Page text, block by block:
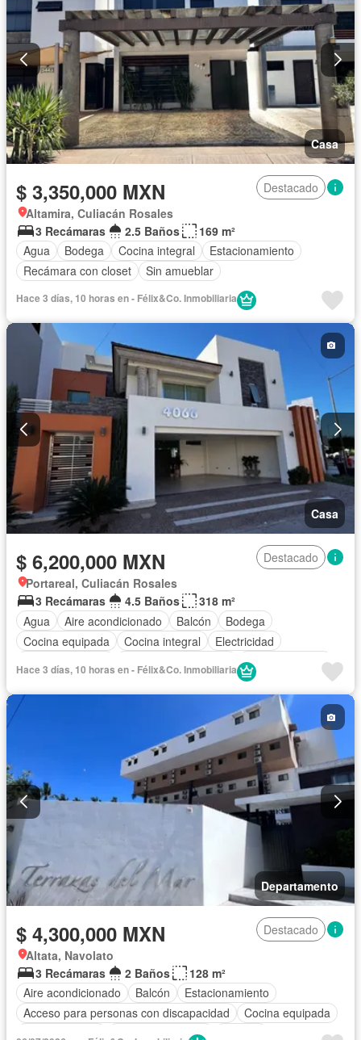
Casa
$ 3,350,000 MXN
Destacado
Altamira, Culiacán Rosales
3 Recámaras
2.5 Baños
169 m²
Agua
Bodega Cocina integral
Estacionamiento
Recámara con closet
Sin amueblar
Hace 3 días, 10 horas en - Félix&Co. Inmobiliaria
Casa
$ 6,200,000 MXN
Destacado
Portareal, Culiacán Rosales
3 Recámaras
4.5 Baños
318 m²
Agua
Aire acondicionado Balcón
Bodega
Cocina equipada
Cocina integral
Electricidad
Sala polivalente
Hace 3 días, 10 horas en - Félix&Co. Inmobiliaria
Departamento
$ 4,300,000 MXN
Destacado
Altata, Navolato
3 Recámaras
2 Baños
128 m²
Aire acondicionado
Balcón
Estacionamiento
Acceso para personas con discapacidad
Cocina equipada
Cuarto de servicio